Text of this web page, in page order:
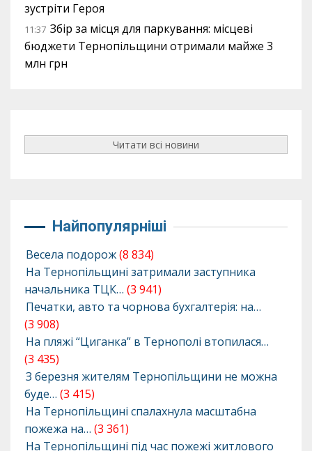
зустріти Героя
11:37 Збір за місця для паркування: місцеві
бюджети Тернопільщини отримали майже 3
млн грн
Читати всі новини
Найпопулярніші
Весела подорож(8 834)
На Тернопільщині затримали заступника
начальника ТЦК… (3 941)
Печатки, авто та чорнова бухгалтерія: на…
(3 908)
На пляжі “Циганка” в Тернополі втопилася…
(3 435)
З березня жителям Тернопільщини не можна
буде… (3 415)
На Тернопільщині спалахнула масштабна
пожежа на… (3 361)
На Тернопільщині під час пожежі житлового